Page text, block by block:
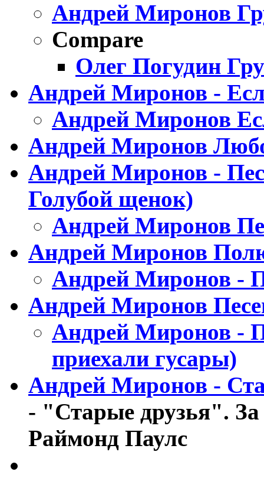
Андрей Миронов
Compare
Олег Погудин
Андрей Миронов -
Андрей Миронов
Андрей Миронов
Андрей Миронов -
Голубой щенок)
Андрей Миронов
Андрей Миронов
Андрей Миронов -
Андрей Миронов
Андрей Миронов -
приехали гусары)
Андрей Миронов -
- "Старые друзья". За
Раймонд Паулс